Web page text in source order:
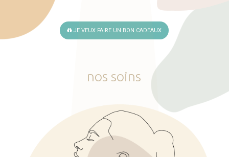
JE VEUX FAIRE UN BON CADEAUX
nos soins